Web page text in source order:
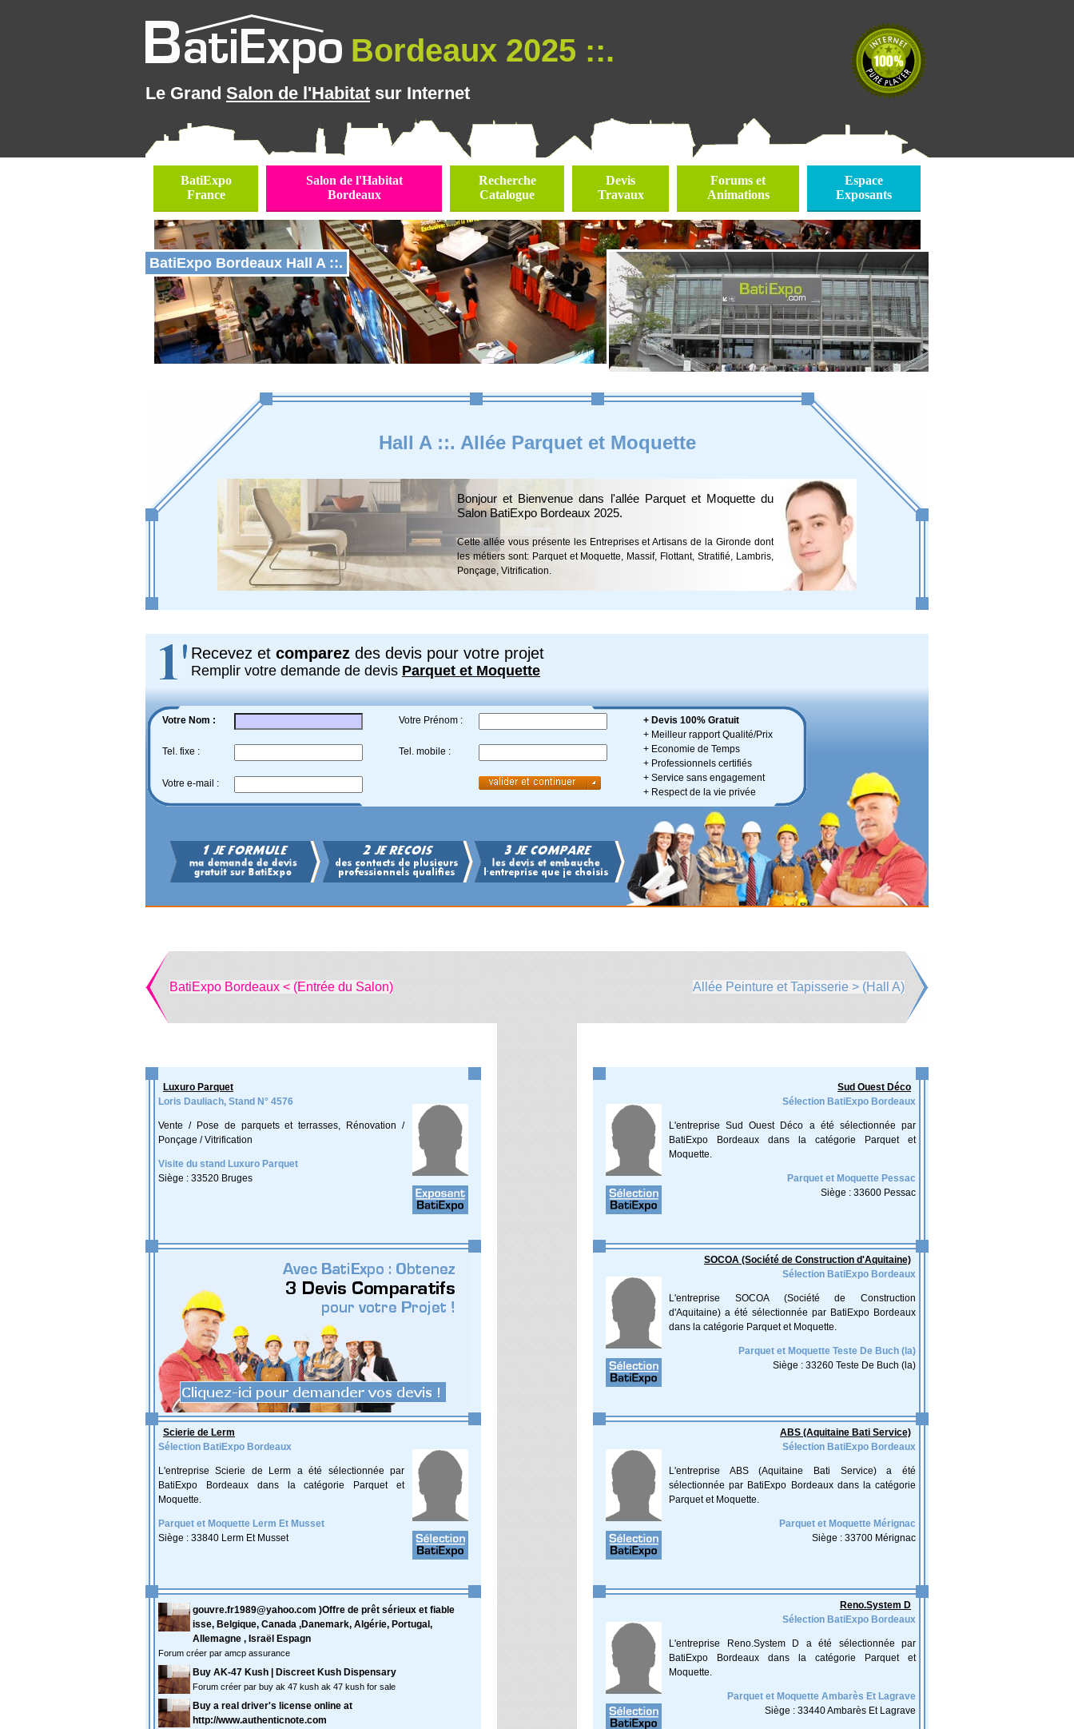
Bordeaux 2025 ::.
Le Grand Salon de l'Habitat sur Internet
BatiExpo
France
Salon de l'Habitat
Bordeaux
Recherche
Catalogue
Devis
Travaux
Forums et
Animations
Espace
Exposants
BatiExpo Bordeaux Hall A ::.
Hall A ::. Allée Parquet et Moquette
Bonjour et Bienvenue dans l'allée Parquet et Moquette du
Salon BatiExpo Bordeaux 2025.
Cette allée vous présente les Entreprises et Artisans de la Gironde dont
les métiers sont: Parquet et Moquette, Massif, Flottant, Stratifié, Lambris,
Ponçage, Vitrification.
Recevez et comparez des devis pour votre projet
Remplir votre demande de devis Parquet et Moquette
Votre Nom : Votre Prénom :
+ Devis 100% Gratuit
+ Meilleur rapport Qualité/Prix
+ Economie de Temps
+ Professionnels certifiés
+ Service sans engagement
+ Respect de la vie privée
Tel. fixe : Tel. mobile :
Votre e-mail :
BatiExpo Bordeaux < (Entrée du Salon) Allée Peinture et Tapisserie > (Hall A)
Luxuro Parquet
Loris Dauliach, Stand N° 4576
Vente / Pose de parquets et terrasses, Rénovation /
Ponçage / Vitrification
Visite du stand Luxuro Parquet
Siège : 33520 Bruges
Sud Ouest Déco
Sélection BatiExpo Bordeaux
L'entreprise Sud Ouest Déco a été sélectionnée par
BatiExpo Bordeaux dans la catégorie Parquet et
Moquette.
Parquet et Moquette Pessac
Siège : 33600 Pessac
SOCOA (Société de Construction d'Aquitaine)
Sélection BatiExpo Bordeaux
L'entreprise SOCOA (Société de Construction
d'Aquitaine) a été sélectionnée par BatiExpo Bordeaux
dans la catégorie Parquet et Moquette.
Parquet et Moquette Teste De Buch (la)
Siège : 33260 Teste De Buch (la)
Scierie de Lerm
Sélection BatiExpo Bordeaux
L'entreprise Scierie de Lerm a été sélectionnée par
BatiExpo Bordeaux dans la catégorie Parquet et
Moquette.
Parquet et Moquette Lerm Et Musset
Siège : 33840 Lerm Et Musset
ABS (Aquitaine Bati Service)
Sélection BatiExpo Bordeaux
L'entreprise ABS (Aquitaine Bati Service) a été
sélectionnée par BatiExpo Bordeaux dans la catégorie
Parquet et Moquette.
Parquet et Moquette Mérignac
Siège : 33700 Mérignac
gouvre.fr1989@yahoo.com )Offre de prêt sérieux et fiable
isse, Belgique, Canada ,Danemark, Algérie, Portugal,
Allemagne , Israël Espagn
Forum créer par amcp assurance
Buy AK-47 Kush | Discreet Kush Dispensary
Forum créer par buy ak 47 kush ak 47 kush for sale
Buy a real driver's license online at
http://www.authenticnote.com
Reno.System D
Sélection BatiExpo Bordeaux
L'entreprise Reno.System D a été sélectionnée par
BatiExpo Bordeaux dans la catégorie Parquet et
Moquette.
Parquet et Moquette Ambarès Et Lagrave
Siège : 33440 Ambarès Et Lagrave